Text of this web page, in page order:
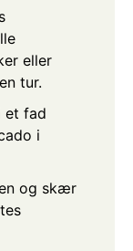
eller
tur.
et fad
i
og skær